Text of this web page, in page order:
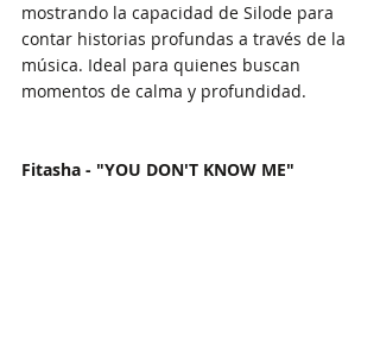
mostrando la capacidad de Silode para
contar historias profundas a través de la
música. Ideal para quienes buscan
momentos de calma y profundidad.
Fitasha - "YOU DON'T KNOW ME"